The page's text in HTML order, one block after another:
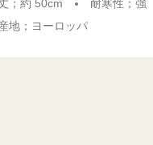
；約 50cm 耐寒性；強
地；ヨーロッパ